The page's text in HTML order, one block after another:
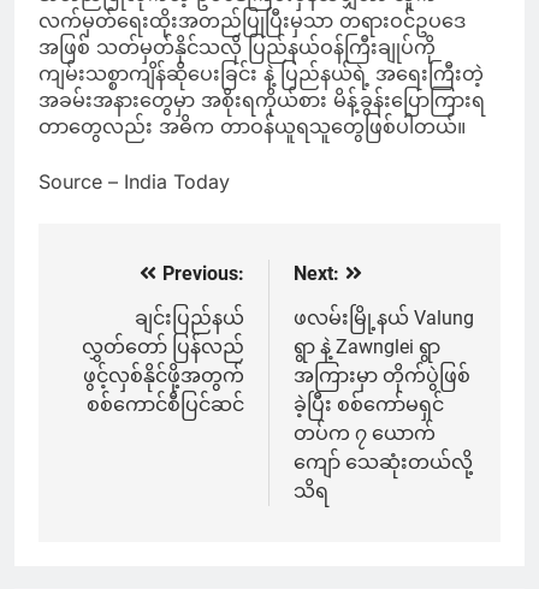
လက်မှတ်ရေးထိုးအတည်ပြုပြီးမှသာ တရားဝင်ဥပဒေ
အဖြစ် သတ်မှတ်နိုင်သလို ပြည်နယ်ဝန်ကြီးချုပ်ကို
ကျမ်းသစ္စာကျိန်ဆိုပေးခြင်း နဲ့ ပြည်နယ်ရဲ့ အရေးကြီးတဲ့
အခမ်းအနားတွေမှာ အစိုးရကိုယ်စား မိန့်ခွန်းပြောကြားရ
တာတွေလည်း အဓိက တာဝန်ယူရသူတွေဖြစ်ပါတယ်။
Source – India Today
navigation
Previous:
ချင်းပြည်နယ်
လွှတ်တော် ပြန်လည်
ဖွင့်လှစ်နိုင်ဖို့အတွက်
စစ်ကောင်စီပြင်ဆင်
Next:
ဖလမ်းမြို့နယ် Valung
ရွာ နဲ့ Zawnglei ရွာ
အကြားမှာ တိုက်ပွဲဖြစ်
ခဲ့ပြီး စစ်ကော်မရှင်
တပ်က ၇ ယောက်
ကျော် သေဆုံးတယ်လို့
သိရ